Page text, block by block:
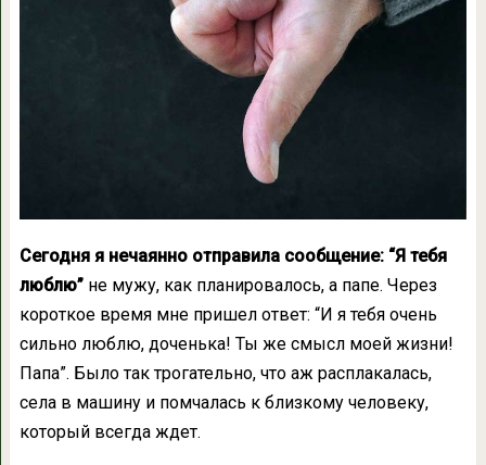
Сегодня я нечаянно отправила сообщение: “Я тебя
люблю” не мужу, как планировалось, а папе. Через
короткое время мне пришел ответ: “И я тебя очень
сильно люблю, доченька! Ты же смысл моей жизни!
Папа”. Было так трогательно, что аж расплакалась,
села в машину и помчалась к близкому человеку,
который всегда ждет.